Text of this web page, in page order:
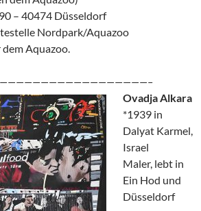
– 40474 Düsseldorf
Nordpark/Aquazoo
Aquazoo.
Ovadja Alkara
*1939 in
Dalyat Karmel,
Israel
Maler, lebt in
Ein Hod und
Düsseldorf